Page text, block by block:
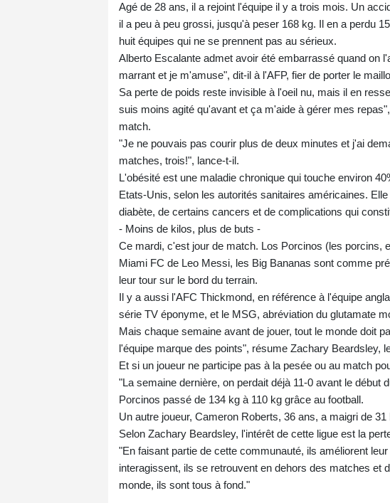
Agé de 28 ans, il a rejoint l'équipe il y a trois mois. Un
il a peu à peu grossi, jusqu'à peser 168 kg. Il en a perdu
huit équipes qui ne se prennent pas au sérieux.
Alberto Escalante admet avoir été embarrassé quand on
marrant et je m'amuse", dit-il à l'AFP, fier de porter le
Sa perte de poids reste invisible à l'oeil nu, mais il en
suis moins agité qu'avant et ça m'aide à gérer mes
match.
"Je ne pouvais pas courir plus de deux minutes et j'ai
matches, trois!", lance-t-il.
L'obésité est une maladie chronique qui touche environ
Etats-Unis, selon les autorités sanitaires américaines.
diabète, de certains cancers et de complications qui
- Moins de kilos, plus de buts -
Ce mardi, c'est jour de match. Los Porcinos (les porcins,
Miami FC de Leo Messi, les Big Bananas sont comme
leur tour sur le bord du terrain.
Il y a aussi l'AFC Thickmond, en référence à l'équipe
série TV éponyme, et le MSG, abréviation du glutamate
Mais chaque semaine avant de jouer, tout le monde doit
l'équipe marque des points", résume Zachary Beardsley,
Et si un joueur ne participe pas à la pesée ou au match
"La semaine dernière, on perdait déjà 11-0 avant le
Porcinos passé de 134 kg à 110 kg grâce au football.
Un autre joueur, Cameron Roberts, 36 ans, a maigri de
Selon Zachary Beardsley, l'intérêt de cette ligue est la
"En faisant partie de cette communauté, ils améliorent
interagissent, ils se retrouvent en dehors des matches et
monde, ils sont tous à fond."